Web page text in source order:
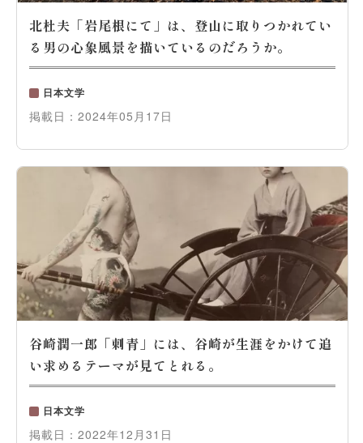
北杜夫「岩尾根にて」は、登山に取りつかれてい
る男の心象風景を描いているのだろうか。
日本文学
掲載日： 2024年05月17日
谷崎潤一郎「刺青」には、谷崎が生涯をかけて追
い求めるテーマが見てとれる。
日本文学
掲載日： 2022年12月31日